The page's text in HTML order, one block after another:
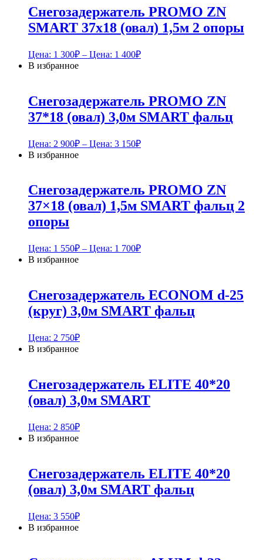
Снегозадержатель PROMO ZN
SMART 37х18 (овал) 1,5м 2 опоры
Цена: 1 300₽ – Цена: 1 400₽
В избранное
Снегозадержатель PROMO ZN
37*18 (овал) 3,0м SMART фальц
Цена: 2 900₽ – Цена: 3 150₽
В избранное
Снегозадержатель PROMO ZN
37×18 (овал) 1,5м SMART фальц 2
опоры
Цена: 1 550₽ – Цена: 1 700₽
В избранное
Снегозадержатель ECONOM d-25
(круг) 3,0м SMART фальц
Цена: 2 750₽
В избранное
Снегозадержатель ELITE 40*20
(овал) 3,0м SMART
Цена: 2 850₽
В избранное
Снегозадержатель ELITE 40*20
(овал) 3,0м SMART фальц
Цена: 3 550₽
В избранное